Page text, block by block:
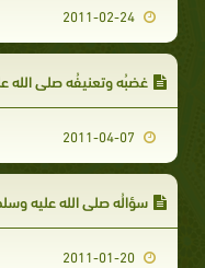
غضبُه وتعنيفُه صلى الله
سؤالُه صلى الله عليه